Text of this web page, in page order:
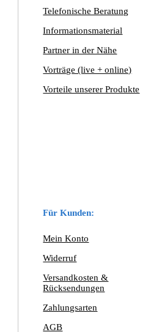
Telefonische Beratung
Informationsmaterial
Partner in der Nähe
Vorträge (live + online)
Vorteile unserer Produkte
Für Kunden:
Mein Konto
Widerruf
Versandkosten &
Rücksendungen
Zahlungsarten
AGB